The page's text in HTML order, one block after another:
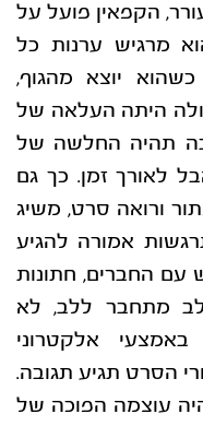
הקפאין פועל על
מרגיש ערנות כל
יוצא מהגוף,
היתה העלאה של
תהיה החלשה של
לאורך זמן. כך גם
ורואה סרט, משיג
אמורה להגיע
עם החברים, חתונות
מתחבר ללב, לא
אלקטרוני
הסרט תגיע תגובה.
עוצמה הפוכה של